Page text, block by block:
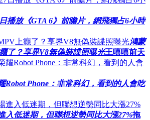
播放《GTA 6》前瞻片，網飛獨占6小時
鴻蒙
了？享界V8無偽裝諜照曝光王嘻嘻前天
Robot Phone：非常科幻，看到的人會吃
入低迷期，但聯想逆勢同比大漲27%拖